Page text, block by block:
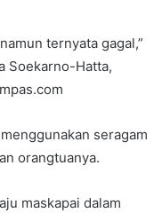
ternyata gagal,”
Soekarno-Hatta,
seragam
orangtuanya.
maskapai dalam